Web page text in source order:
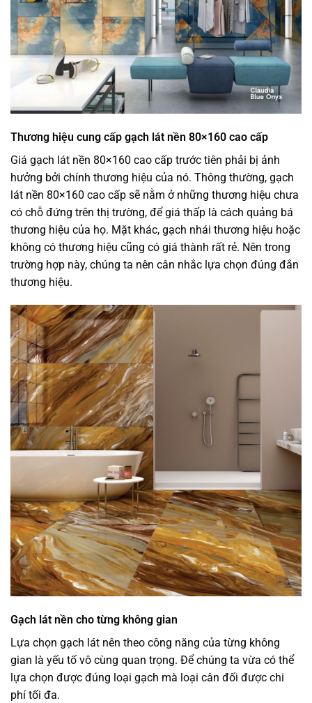
Thương hiệu cung cấp gạch lát nền 80×160 cao cấp
Giá gạch lát nền 80×160 cao cấp trước tiên phải bị ảnh
hưởng bởi chính thương hiệu của nó. Thông thường, gạch
lát nền 80×160 cao cấp sẽ nằm ở những thương hiệu chưa
có chỗ đứng trên thị trường, để giá thấp là cách quảng bá
thương hiệu của họ. Mặt khác, gạch nhái thương hiệu hoặc
không có thương hiệu cũng có giá thành rất rẻ. Nên trong
trường hợp này, chúng ta nên cân nhắc lựa chọn đúng đắn
thương hiệu.
Gạch lát nền cho từng không gian
Lựa chọn gạch lát nên theo công năng của từng không
gian là yếu tố vô cùng quan trọng. Để chúng ta vừa có thể
lựa chọn được đúng loại gạch mà loại cân đối được chi
phí tối đa.